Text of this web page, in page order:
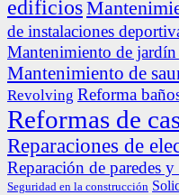
edificios
de instalaciones
Mantenimiento de
Mantenimiento de
Revolving Reforma
Reformas de
Reparaciones de
Reparación de paredes y
Seguridad en la construcción